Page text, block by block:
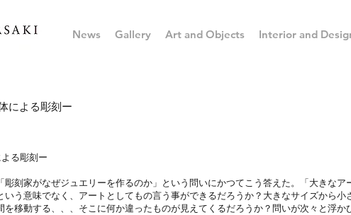
News Gallery Art and Objects Interior and
による彫刻ー
る彫刻ー
彫刻家がなぜジュエリーを作るのか」という問いにかつてこう答えた。「大きな
いう意味でなく、アートとしてもの言う事ができるだろうか？大きなサイズから
を移動する、、、そこに何か違ったものが見えてくるだろうか？問いが次々と浮